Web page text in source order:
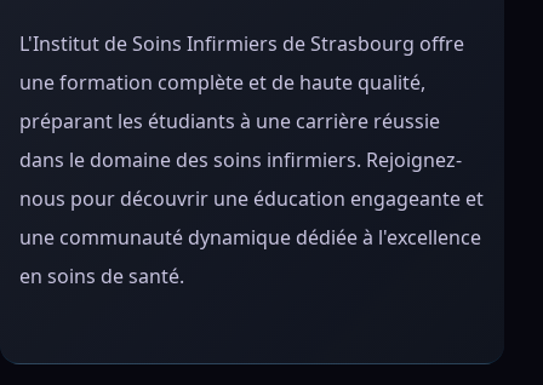
L'Institut de Soins Infirmiers de Strasbourg offre
une formation complète et de haute qualité,
préparant les étudiants à une carrière réussie
dans le domaine des soins infirmiers. Rejoignez-
nous pour découvrir une éducation engageante et
une communauté dynamique dédiée à l'excellence
en soins de santé.